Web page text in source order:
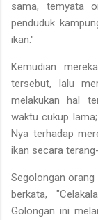
sama, temyata
penduduk
ikan."
Kemudian
tersebut, lalu
melakukan hal
waktu cukup
Nya terhadap
ikan secara
Segolongan orang
berkata,
Golongan ini